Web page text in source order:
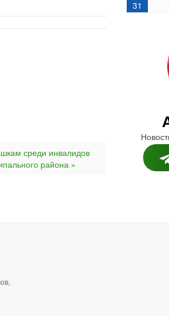
среди инвалидов
района »
31